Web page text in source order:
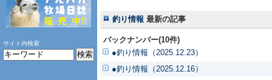
釣り情報 最新の記事
バックナンバー(10件)
●釣り情報（2025.12.23）
●釣り情報（2025.12.16）
サイト内検索